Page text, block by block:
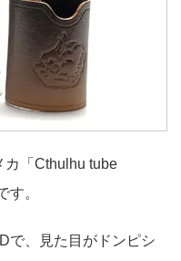
カ「Cthulhu tube
す。
で、見た目がドンピシ